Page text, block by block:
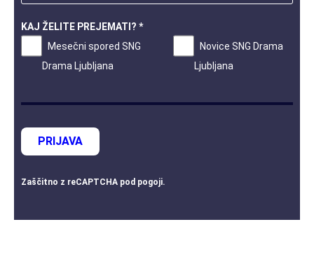
KAJ ŽELITE PREJEMATI? *
Mesečni spored SNG
Drama Ljubljana
Novice SNG Drama
Ljubljana
PRIJAVA
Zaščitno z reCAPTCHA pod pogoji.